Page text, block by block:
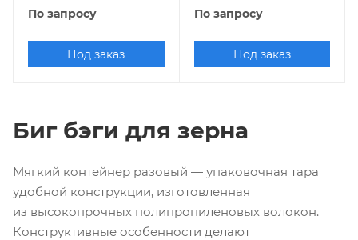
По запросу
Под заказ
По запросу
Под заказ
Биг бэги для зерна
Мягкий контейнер разовый — упаковочная тара
удобной конструкции, изготовленная
из высокопрочных полипропиленовых волокон.
Конструктивные особенности делают